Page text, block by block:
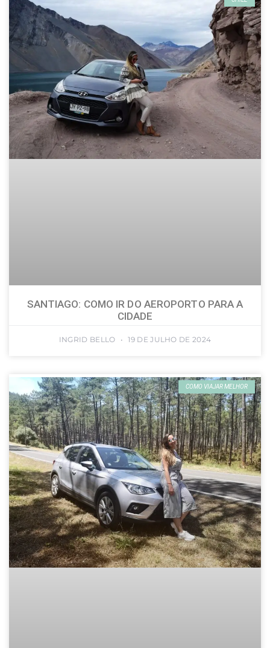
SANTIAGO: COMO IR DO AEROPORTO PARA A
CIDADE
INGRID BELLO 19 DE JULHO DE 2024
COMO VIAJAR MELHOR